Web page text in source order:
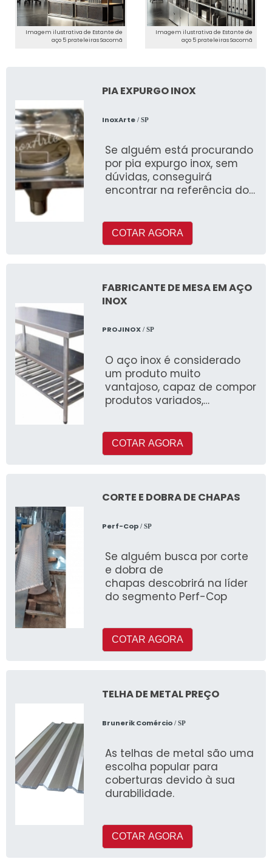
Imagem ilustrativa de Estante de
aço 5 prateleiras Sacomã
Imagem ilustrativa de Estante de
aço 5 prateleiras Sacomã
PIA EXPURGO INOX
InoxArte/ SP
Se alguém está procurando
por pia expurgo inox, sem
dúvidas, conseguirá
encontrar na referência do
COTAR AGORA
FABRICANTE DE MESA EM AÇO
INOX
PROJINOX/ SP
O aço inox é considerado
um produto muito
vantajoso, capaz de compor
produtos variados,
COTAR AGORA
CORTE E DOBRA DE CHAPAS
Perf-Cop/ SP
Se alguém busca por corte
e dobra de
chapas descobrirá na líder
do segmento Perf-Cop
COTAR AGORA
TELHA DE METAL PREÇO
Brunerik Comércio/ SP
As telhas de metal são uma
escolha popular para
coberturas devido à sua
durabilidade.
COTAR AGORA